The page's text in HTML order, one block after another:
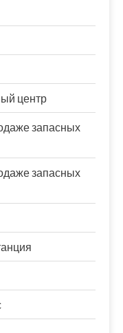
центр
запасных
запасных